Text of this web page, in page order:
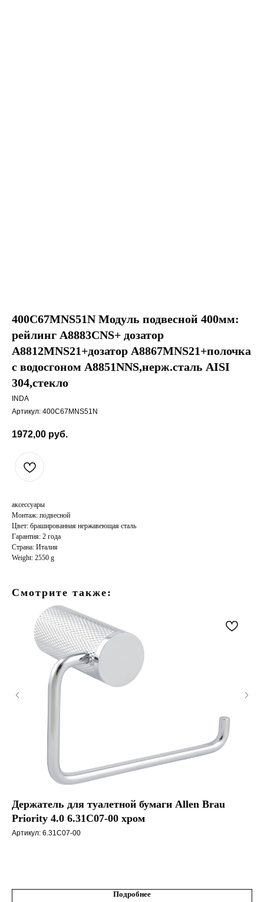
400C67MNS51N Модуль подвесной 400мм:
рейлинг A8883CNS+ дозатор
A8812MNS21+дозатор A8867MNS21+полочка
с водосгоном A8851NNS,нерж.сталь AISI
304,стекло
INDA
Артикул: 400C67MNS51N
1972,00 руб.
аксессуары
Монтаж: подвесной
Цвет: брашированная нержавеющая сталь
Гарантия: 2 года
Страна: Италия
Weight: 2550 g
Смотрите также:
Держатель для туалетной бумаги Allen Brau
Priority 4.0 6.31С07-00 хром
Артикул: 6.31C07-00
Подробнее